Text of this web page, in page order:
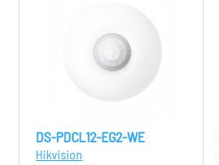
DS-PDCL12-EG2-WE
Hikvision